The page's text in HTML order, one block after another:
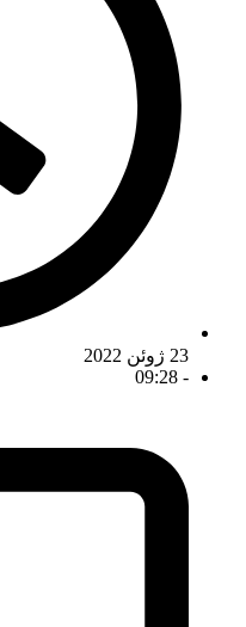
23 ژوئن 2022
-
09:28